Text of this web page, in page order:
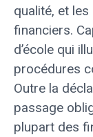
qualité, et
financiers.
d’école qui
procédures
Outre la
passage
plupart des